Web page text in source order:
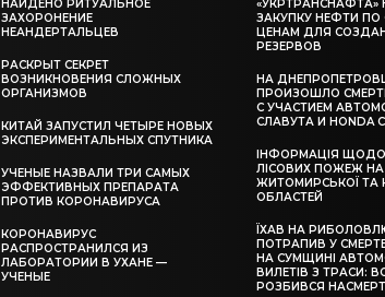
НАЙДЕНО РИТУАЛЬНОЕ
ЗАХОРОНЕНИЕ
НЕАНДЕРТАЛЬЦЕВ
РАСКРЫТ СЕКРЕТ
ВОЗНИКНОВЕНИЯ СЛОЖНЫХ
ОРГАНИЗМОВ
КИТАЙ ЗАПУСТИЛ ЧЕТЫРЕ НОВЫХ
ЭКСПЕРИМЕНТАЛЬНЫХ СПУТНИКА
УЧЕНЫЕ НАЗВАЛИ ТРИ САМЫХ
ЭФФЕКТИВНЫХ ПРЕПАРАТА
ПРОТИВ КОРОНАВИРУСА
КОРОНАВИРУС
РАСПРОСТРАНИЛСЯ ИЗ
ЛАБОРАТОРИИ В УХАНЕ —
УЧЕНЫЕ
«УКРТРАНСНАФТА»
ЗАКУПКУ НЕФТИ
ЦЕНАМ ДЛЯ
РЕЗЕРВОВ
НА
ПРОИЗОШЛО
С УЧАСТИЕМ
СЛАВУТА И HONDA
ІНФОРМАЦІЯ ЩОДО
ЛІСОВИХ ПОЖЕЖ НА
ЖИТОМИРСЬКОЇ ТА
ОБЛАСТЕЙ
ЇХАВ НА
ПОТРАПИВ У
НА СУМЩИНІ
ВИЛЕТІВ З ТРАСИ:
РОЗБИВСЯ